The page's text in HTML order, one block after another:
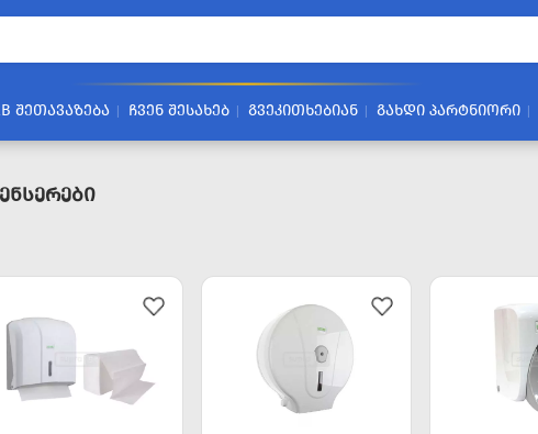
ᲨᲔᲗᲐᲕᲐᲖᲔᲑᲐ ᲩᲕᲔᲜ ᲨᲔᲡᲐᲮᲔᲑ ᲒᲕᲔᲙᲘᲗᲮᲔᲑᲘᲐᲜ ᲒᲐᲮᲓᲘ ᲞᲐᲠᲢᲜᲘᲝᲠᲘ